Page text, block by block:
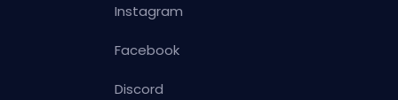
Instagram
Facebook
Discord